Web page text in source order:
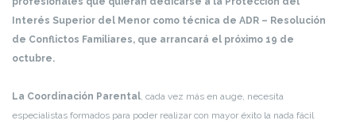
Interés Superior del Menor como técnica de ADR – Resolución
de Conflictos Familiares, que arrancará el próximo 19 de
octubre.
La Coordinación Parental, cada vez más en auge, necesita
especialistas formados para poder realizar con mayor éxito la nada fácil